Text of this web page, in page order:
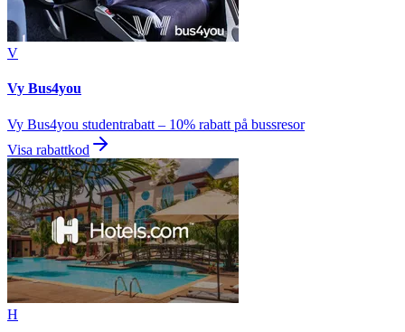
V
Vy Bus4you
Vy Bus4you studentrabatt – 10% rabatt på bussresor
Visa rabattkod
H